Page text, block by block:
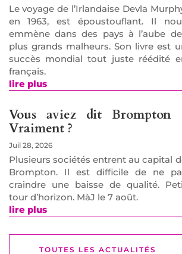
Le voyage de l’Irlandaise Devla
en 1963, est époustouflant. Il
emmène dans des pays à l’aube
plus grands malheurs. Son livre est
succès mondial tout juste réédité
français.
lire plus
Vous aviez dit Brompton
Vraiment ?
Juil 28, 2026
Plusieurs sociétés entrent au capital
Brompton. Il est difficile de ne
craindre une baisse de qualité.
tour d’horizon. MàJ le 7 août.
lire plus
TOUTES LES ACTUALITÉS